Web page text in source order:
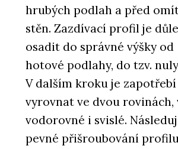
hrubých podlah a před
stěn. Zazdívací profil je
osadit do správné výšky od
hotové podlahy, do tzv.
V dalším kroku je
vyrovnat ve dvou rovinách,
vodorovné i svislé.
pevné přišroubování